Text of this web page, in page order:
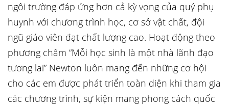
ngôi trường đáp ứng hơn cả kỳ vọng của quý phụ
huynh với chương trình học, cơ sở vật chất, đội
ngũ giáo viên đạt chất lượng cao. Hoạt động theo
phương châm “Mỗi học sinh là một nhà lãnh đạo
tương lai” Newton luôn mang đến những cơ hội
cho các em được phát triển toàn diện khi tham gia
các chương trình, sự kiện mang phong cách quốc